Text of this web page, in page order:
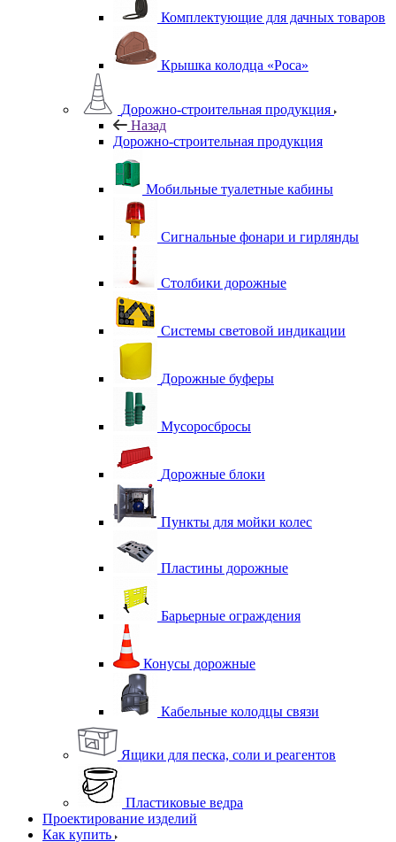
Комплектующие для дачных товаров
Крышка колодца «Роса»
Дорожно-строительная продукция
Назад
Дорожно-строительная продукция
Мобильные туалетные кабины
Сигнальные фонари и гирлянды
Столбики дорожные
Системы световой индикации
Дорожные буферы
Мусоросбросы
Дорожные блоки
Пункты для мойки колес
Пластины дорожные
Барьерные ограждения
Конусы дорожные
Кабельные колодцы связи
Ящики для песка, соли и реагентов
Пластиковые ведра
Проектирование изделий
Как купить